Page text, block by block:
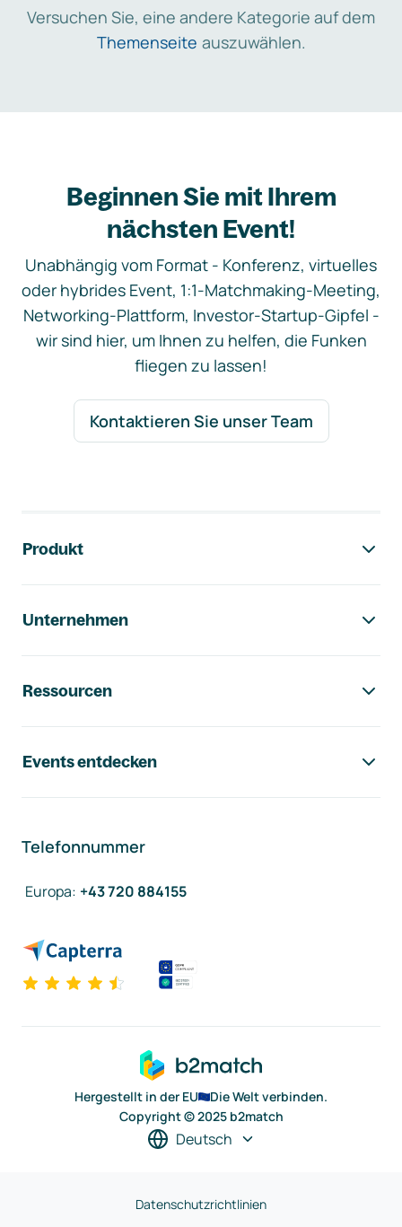
Versuchen Sie, eine andere Kategorie auf dem
Themenseite auszuwählen.
Beginnen Sie mit Ihrem
nächsten Event!
Unabhängig vom Format - Konferenz, virtuelles
oder hybrides Event, 1:1-Matchmaking-Meeting,
Networking-Plattform, Investor-Startup-Gipfel -
wir sind hier, um Ihnen zu helfen, die Funken
fliegen zu lassen!
Kontaktieren Sie unser Team
Produkt
Unternehmen
Ressourcen
Events entdecken
Telefonnummer
Europa: +43 720 884155
Hergestellt in der EU
Die Welt verbinden.
Copyright © 2025 b2match
Deutsch
Datenschutzrichtlinien